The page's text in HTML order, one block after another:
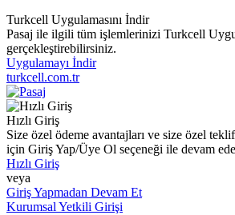
Turkcell Uygulamasını İndir
Pasaj ile ilgili tüm işlemlerinizi Turkcell
gerçekleştirebilirsiniz.
Uygulamayı İndir
turkcell.com.tr
Hızlı Giriş
Size özel ödeme avantajları ve size özel
için Giriş Yap/Üye Ol seçeneği ile devam
Hızlı Giriş
veya
Giriş Yapmadan Devam Et
Kurumsal Yetkili Girişi